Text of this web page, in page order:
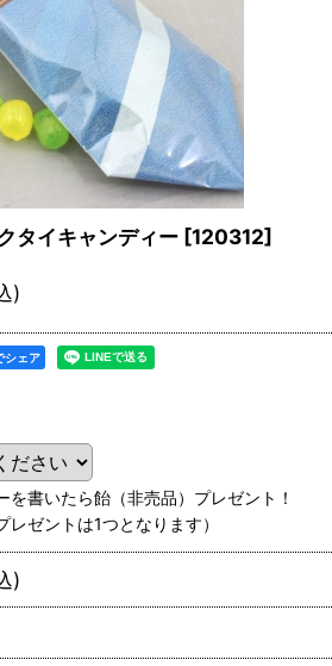
タイキャンディー [120312]
)
シェア
書いたら飴（非売品）プレゼント！
レゼントは1つとなります）
)